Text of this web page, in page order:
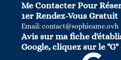
Me Contacter Pour
1er Rendez-Vous Gratuit
Email: contact@sophieame.ovh
Avis sur ma fiche
Google, cliquez sur le